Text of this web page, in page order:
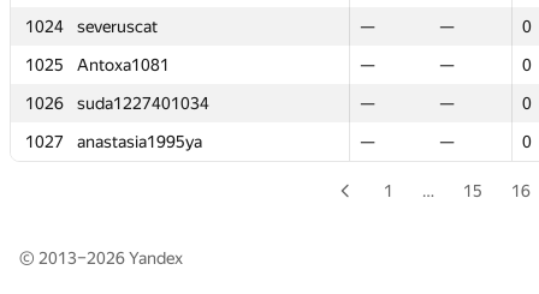
1024
severuscat — —
0
1025
Antoxa1081 — —
0
1026
suda1227401034 — —
0
1027
anastasia1995ya — — 0
1024
severuscat — —
0
1025
Antoxa1081 — —
0
1026
suda1227401034 — —
0
1027
anastasia1995ya — — 0
1 … 15 16
© 2013–2026Yandex